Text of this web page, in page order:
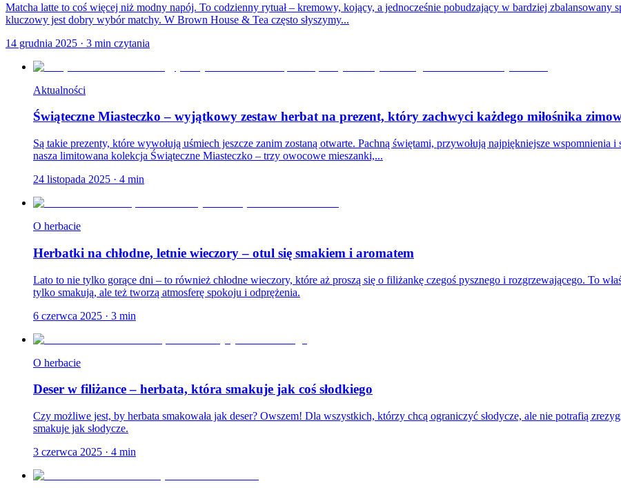
Matcha latte to coś więcej niż modny napój. To codzienny rytuał – kremowy, kojący, a jednocześnie pobudzający w bardziej zbalansowany
kluczowy jest dobry wybór matchy. W Brown House & Tea często słyszymy...
14 grudnia 2025 · 3 min czytania
Aktualności
Świąteczne Miasteczko – wyjątkowy zestaw herbat na prezent, który zachwyci każdego miłośnika
Są takie prezenty, które wywołują uśmiech jeszcze zanim zostaną otwarte. Pachną świętami, przywołują najpiękniejsze wspomnienia
nasza limitowana kolekcja Świąteczne Miasteczko – trzy owocowe mieszanki,...
24 listopada 2025 · 4 min
O herbacie
Herbatki na chłodne, letnie wieczory – otul się smakiem i aromatem
Lato to nie tylko gorące dni – to również chłodne wieczory, które aż proszą się o filiżankę czegoś pysznego i rozgrzewającego. To
tylko smakują, ale też tworzą atmosferę spokoju i odprężenia.
6 czerwca 2025 · 3 min
O herbacie
Deser w filiżance – herbata, która smakuje jak coś słodkiego
Czy możliwe jest, by herbata smakowała jak deser? Owszem! Dla wszystkich, którzy chcą ograniczyć słodycze, ale nie potrafią
smakuje jak słodycze.
3 czerwca 2025 · 4 min